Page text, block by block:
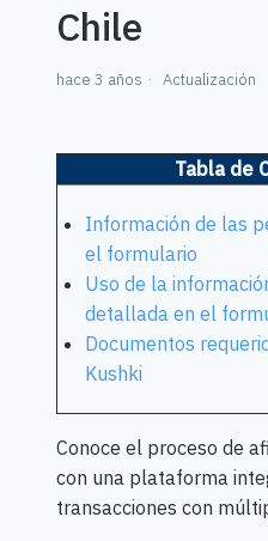
Chile
hace 3 años Actualización
Tabla de
Información de las
el formulario
Uso de la
detallada en el
Documentos
Kushki
Conoce el proceso de
con una plataforma
transacciones con